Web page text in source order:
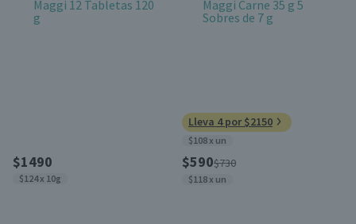
$1490
$124 x 10g
Lleva 4 por $2150
$108 x un
$590$730
$118 x un